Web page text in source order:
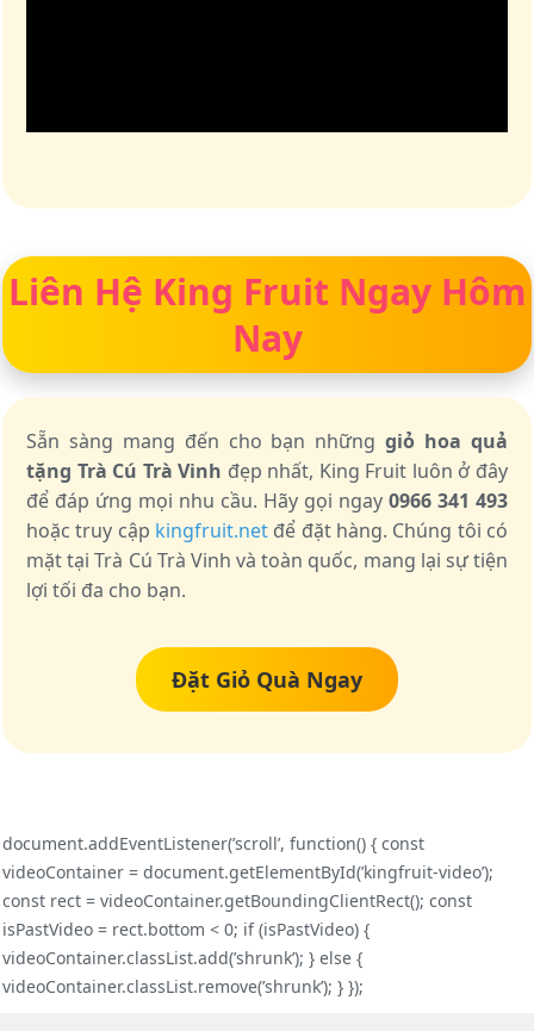
Liên Hệ King Fruit Ngay Hôm
Nay
Sẵn sàng mang đến cho bạn nhữnggiỏ hoa quả
tặng Trà Cú Trà Vinh đẹp nhất, King Fruit luôn ở đây
để đáp ứng mọi nhu cầu. Hãy gọi ngay 0966 341 493
hoặc truy cập kingfruit.net để đặt hàng. Chúng tôi có
mặt tại Trà Cú Trà Vinh và toàn quốc, mang lại sự tiện
lợi tối đa cho bạn.
Đặt Giỏ Quà Ngay
document.addEventListener(’scroll’, function() { const
videoContainer = document.getElementById(’kingfruit-video’);
const rect = videoContainer.getBoundingClientRect(); const
isPastVideo = rect.bottom < 0; if (isPastVideo) {
videoContainer.classList.add(’shrunk’); } else {
videoContainer.classList.remove(’shrunk’); } });